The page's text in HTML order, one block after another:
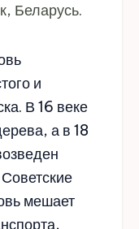
Беларусь.
и
В 16 веке
а в 18
мешает